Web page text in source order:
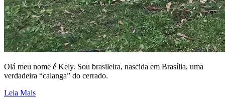
Olá meu nome é Kely. Sou brasileira, nascida em Brasília, uma
verdadeira “calanga” do cerrado.
Leia Mais